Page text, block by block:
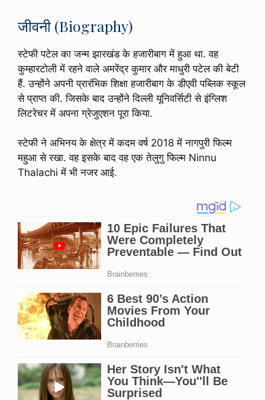
जीवनी (Biography)
स्टेफी पटेल का जन्म झारखंड के हजारीबाग में हुआ था. वह
कुम्हारटोली में रहने वाले अमरेंद्र कुमार और माधुरी पटेल की बेटी
हैं. उन्होंने अपनी प्रारंभिक शिक्षा हजारीबाग के डीएवी पब्लिक स्कूल
से प्राप्त की. जिसके बाद उन्होंने दिल्ली यूनिवर्सिटी से इंग्लिश
लिटरेचर में अपना ग्रेजुएशन पूरा किया.
स्टेफी ने अभिनय के क्षेत्र में कदम वर्ष 2018 में नागपुरी फिल्म
महुआ से रखा. वह इसके बाद वह एक तेलुगु फिल्म Ninnu
Thalachi में भी नजर आई.